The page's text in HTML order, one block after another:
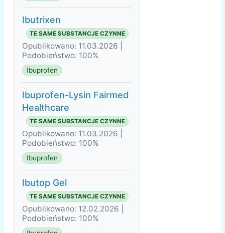
Ibutrixen
TE SAME SUBSTANCJE CZYNNE
Opublikowano: 11.03.2026 |
Podobieństwo: 100%
Ibuprofen
Ibuprofen-Lysin Fairmed
Healthcare
TE SAME SUBSTANCJE CZYNNE
Opublikowano: 11.03.2026 |
Podobieństwo: 100%
Ibuprofen
Ibutop Gel
TE SAME SUBSTANCJE CZYNNE
Opublikowano: 12.02.2026 |
Podobieństwo: 100%